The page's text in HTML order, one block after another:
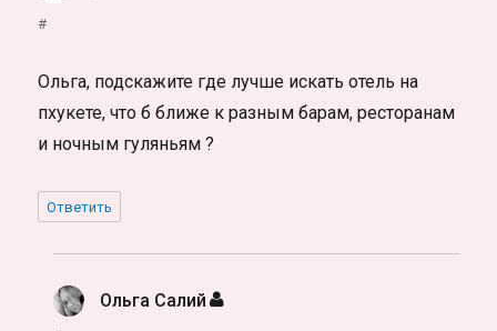
#
Ольга, подскажите где лучше искать отель на
пхукете, что б ближе к разным барам, ресторанам
и ночным гуляньям ?
Ответить
Ольга Салий :